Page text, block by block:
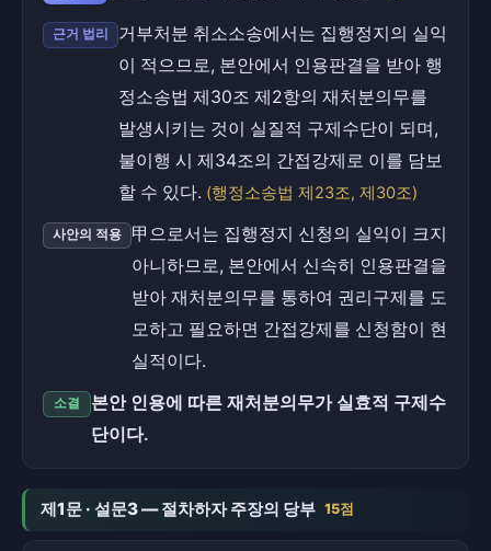
근거 법리
거부처분 취소소송에서는 집행정지의 실익
이 적으므로, 본안에서 인용판결을 받아 행
정소송법 제30조 제2항의 재처분의무를
발생시키는 것이 실질적 구제수단이 되며,
불이행 시 제34조의 간접강제로 이를 담보
할 수 있다. (행정소송법 제23조, 제30조)
사안의 적용
甲으로서는 집행정지 신청의 실익이 크지
아니하므로, 본안에서 신속히 인용판결을
받아 재처분의무를 통하여 권리구제를 도
모하고 필요하면 간접강제를 신청함이 현
실적이다.
소결
본안 인용에 따른 재처분의무가 실효적 구제수
단이다.
제1문 · 설문3 — 절차하자 주장의 당부 15점